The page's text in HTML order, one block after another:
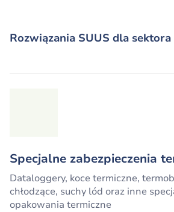
Rozwiązania SUUS dla
Specjalne zabezpieczenia
Dataloggery, koce termiczne,
chłodzące, suchy lód oraz inne
opakowania termiczne